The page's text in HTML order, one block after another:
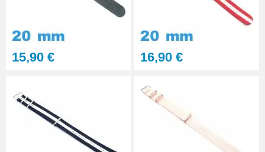
15,90 € 16,90 €